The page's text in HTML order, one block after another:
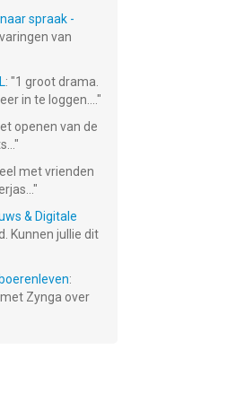
spraak -
van
: "1 groot drama.
in te loggen.... "
openen van de
"
met vrienden
"
& Digitale
Kunnen jullie dit
:
Zynga over